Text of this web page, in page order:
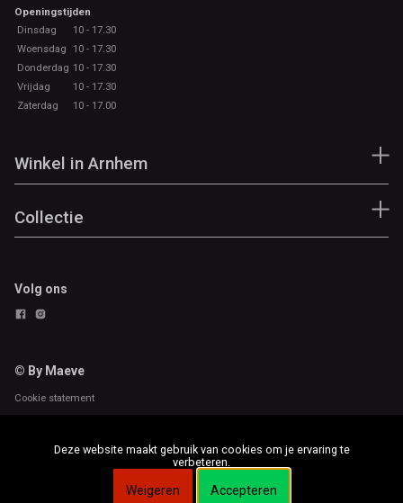
Openingstijden
Dinsdag
10 - 17.30
Woensdag
10 - 17.30
Donderdag 10 - 17.30
Vrijdag
10 - 17.30
Zaterdag
10 - 17.00
Winkel in Arnhem
Collectie
Volg ons
© By Maeve
Cookie statement
Deze website maakt gebruik van cookies om je ervaring te
verbeteren.
Weigeren Accepteren